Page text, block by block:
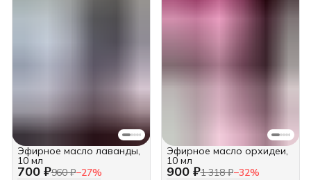
700 ₽960 ₽−27%
Эфирное масло лаванды,
10 мл
900 ₽1 318 ₽−32%
Эфирное масло орхидеи,
10 мл